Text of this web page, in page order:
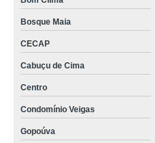
Bosque Maia
CECAP
Cabuçu de Cima
Centro
Condomínio Veigas
Gopoúva